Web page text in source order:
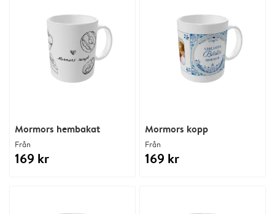
Mormors kopp
Från
169 kr
Mormors hembakat
Från
169 kr